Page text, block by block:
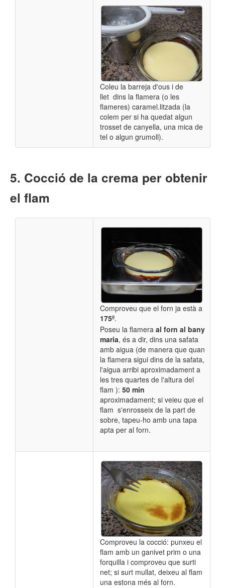
Coleu la barreja d'ous i de
llet dins la flamera (o les
flameres) caramel.litzada (la
colem per si ha quedat algun
trosset de canyella, una mica de
tel o algun grumoll).
Cocció de la crema per obtenir
el flam
Comproveu que el forn ja està a
175º.
Poseu la flamera al forn al bany
maria, és a dir, dins una safata
amb aigua (de manera que quan
la flamera sigui dins de la safata,
l'aigua arribi aproximadament a
les tres quartes de l'altura del
flam ): 50 min
aproximadament; si veieu que el
flam s'enrosseix de la part de
sobre, tapeu-ho amb una tapa
apta per al forn.
Comproveu la cocció: punxeu el
flam amb un ganivet prim o una
forquilla i comproveu que surti
net; si surt mullat, deixeu al flam
una estona més al forn.